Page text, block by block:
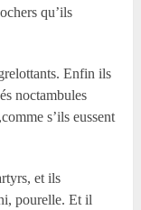
qu’ils
Enfin ils
noctambules
s’ils eussent
et ils
pourelle. Et il